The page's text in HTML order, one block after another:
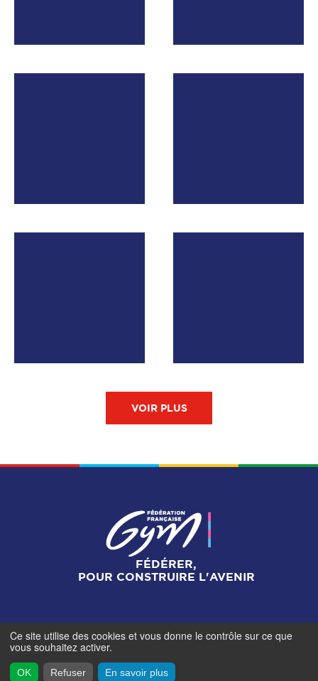
VOIR PLUS
FÉDÉRER,
POUR CONSTRUIRE L'AVENIR
Mentions légales-Gestionnaire de cookies
contributeurs- © Fédération Française de Gymnastique -
2026
Ce site utilise des cookies et vous donne le contrôle sur ce que
vous souhaitez activer.
OK Refuser En savoir plus